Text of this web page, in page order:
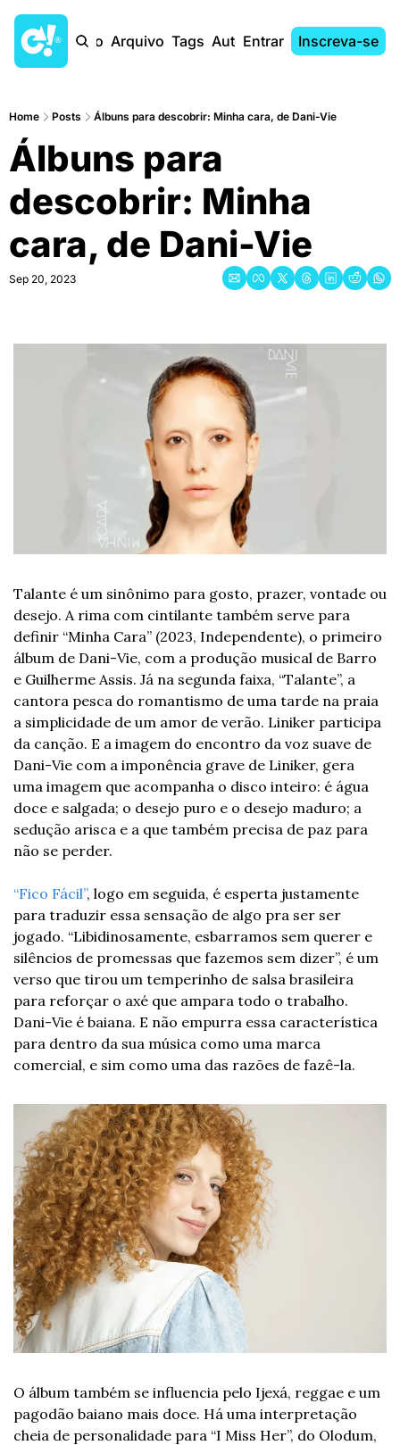
Início Arquivo Tags AutoresEntrar Inscreva-se
Home Posts Álbuns para descobrir: Minha cara, de Dani-Vie
Álbuns para
descobrir: Minha
cara, de Dani-Vie
Sep 20, 2023
Talante é um sinônimo para gosto, prazer, vontade ou
desejo. A rima com cintilante também serve para
definir “Minha Cara” (2023, Independente), o primeiro
álbum de Dani-Vie, com a produção musical de Barro
e Guilherme Assis. Já na segunda faixa, “Talante”, a
cantora pesca do romantismo de uma tarde na praia
a simplicidade de um amor de verão. Liniker participa
da canção. E a imagem do encontro da voz suave de
Dani-Vie com a imponência grave de Liniker, gera
uma imagem que acompanha o disco inteiro: é água
doce e salgada; o desejo puro e o desejo maduro; a
sedução arisca e a que também precisa de paz para
não se perder.
“Fico Fácil”, logo em seguida, é esperta justamente
para traduzir essa sensação de algo pra ser ser
jogado. “Libidinosamente, esbarramos sem querer e
silêncios de promessas que fazemos sem dizer”, é um
verso que tirou um temperinho de salsa brasileira
para reforçar o axé que ampara todo o trabalho.
Dani-Vie é baiana. E não empurra essa característica
para dentro da sua música como uma marca
comercial, e sim como uma das razões de fazê-la.
O álbum também se influencia pelo Ijexá, reggae e um
pagodão baiano mais doce. Há uma interpretação
cheia de personalidade para “I Miss Her”, do Olodum,